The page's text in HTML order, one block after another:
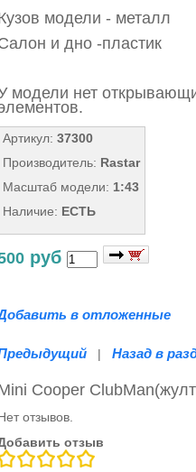
модели - металл
и дно -пластик
модели нет
Артикул: 37300
Производитель: Rastar
Масштаб модели: 1:43
Наличие: ЕСТЬ
руб
в отложенные
| Назад в
Cooper
отзывов.
отзыв